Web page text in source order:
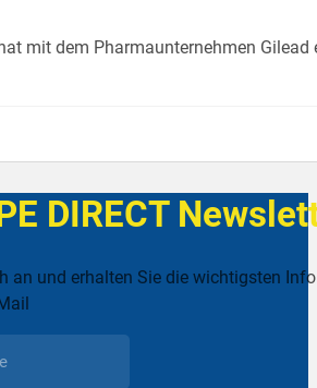
mit dem Pharmaunternehmen
DIRECT
an und erhalten Sie die wichtigsten